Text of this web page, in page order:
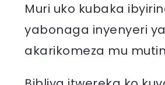
Muri uko kubaka
yabonaga inyenyeri
akarikomeza mu